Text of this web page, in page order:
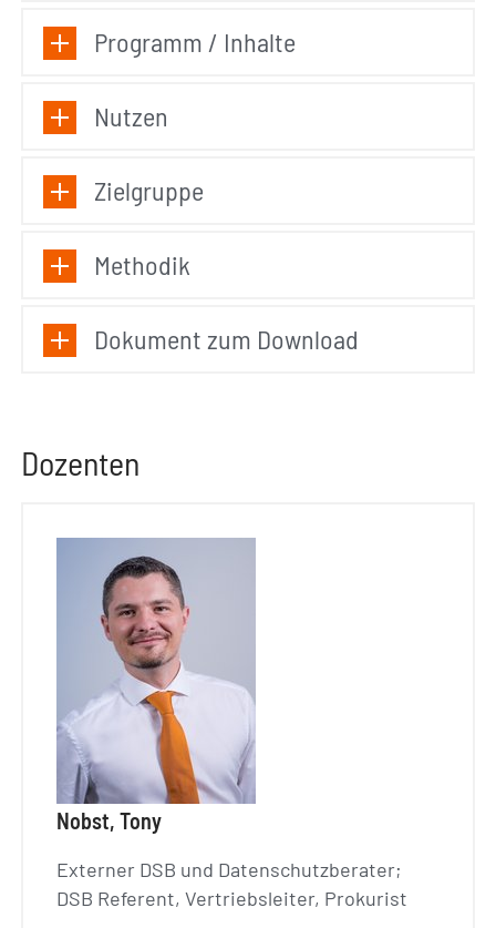
Programm / Inhalte
Nutzen
Zielgruppe
Methodik
Dokument zum Download
Dozenten
Nobst, Tony
Externer DSB und Datenschutzberater;
DSB Referent, Vertriebsleiter, Prokurist